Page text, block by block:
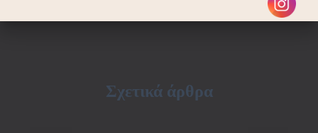
Σχετικά άρθρα